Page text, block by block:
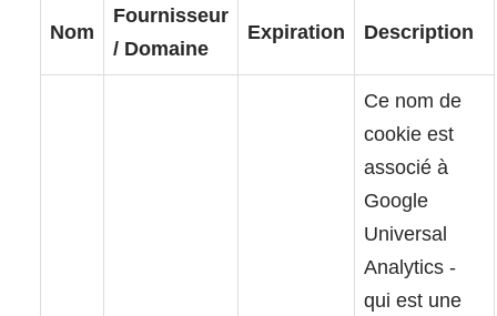
Nom
Fournisseur
/ Domaine
Expiration Description
Ce nom de
cookie est
associé à
Google
Universal
Analytics -
qui est une